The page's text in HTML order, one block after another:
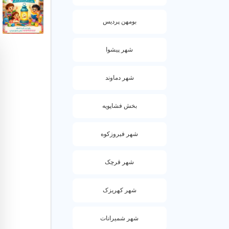
بومهن پردیس
شهر پیشوا
شهر دماوند
بخش فشاپویه
شهر فیروزکوه
شهر قرچک
شهر کهریزک
شهر شمیرانات
5. نکات مهم برای اطمینان از کیفیت مهد کودک
قبل از ثبت